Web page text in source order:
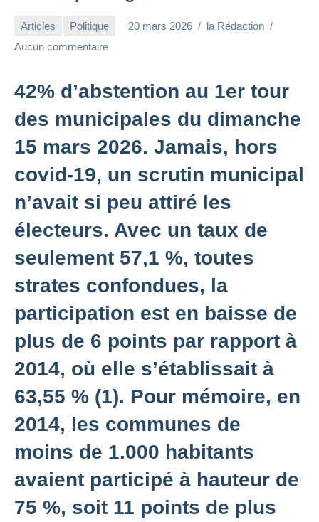
Articles Politique 20 mars 2026
la Rédaction
Aucun commentaire
42% d’abstention au 1er tour
des municipales du dimanche
15 mars 2026. Jamais, hors
covid-19, un scrutin municipal
n’avait si peu attiré les
électeurs. Avec un taux de
seulement 57,1 %, toutes
strates confondues, la
participation est en baisse de
plus de 6 points par rapport à
2014, où elle s’établissait à
63,55 % (1). Pour mémoire, en
2014, les communes de
moins de 1.000 habitants
avaient participé à hauteur de
75 %, soit 11 points de plus